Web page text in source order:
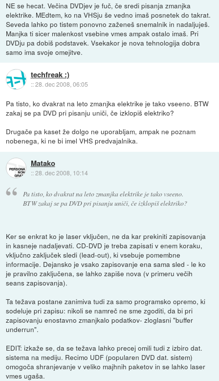
NE se hecat. Večina DVDjev je fuč, če sredi pisanja zmanjka
elektrike. MEdtem, ko na VHSju še vedno imaš posnetek do takrat.
Seveda lahko po tistem ponovno zaženeš snemalnik in nadaljuješ.
Manjka ti sicer malenkost vsebine vmes ampak ostalo imaš. Pri
DVDju pa dobiš podstavek. Vsekakor je nova tehnologija dobra
samo ima svoje omejitve.
techfreak :)
::28. dec 2008, 06:05
Pa tisto, ko dvakrat na leto zmanjka elektrike je tako vseeno. BTW
zakaj se pa DVD pri pisanju uniči, če izklopiš elektriko?
Drugače pa kaset že dolgo ne uporabljam, ampak ne poznam
nobenega, ki ne bi imel VHS predvajalnika.
Matako
::28. dec 2008, 10:14
Pa tisto, ko dvakrat na leto zmanjka elektrike je tako vseeno.
BTW zakaj se pa DVD pri pisanju uniči, če izklopiš elektriko?
Ker se enkrat ko je laser vključen, ne da kar prekiniti zapisovanja
in kasneje nadaljevati. CD-DVD je treba zapisati v enem koraku,
vključno zaključek sledi (lead-out), ki vsebuje pomembne
informacije. Dejansko je vsako zapisovanje ena sama sled - le ko
je pravilno zaključena, se lahko zapiše nova (v primeru večih
seans zapisovanja).
Ta težava postane zanimiva tudi za samo programsko opremo, ki
sodeluje pri zapisu: nikoli se namreč ne sme zgoditi, da bi pri
zapisovanju enostavno zmanjkalo podatkov- zloglasni "buffer
underrun".
EDIT: izkaže se, da se težava lahko precej omili tudi z izbiro dat.
sistema na mediju. Recimo UDF (popularen DVD dat. sistem)
omogoča shranjevanje v veliko majhnih paketov in se lahko laser
vmes ugaša.